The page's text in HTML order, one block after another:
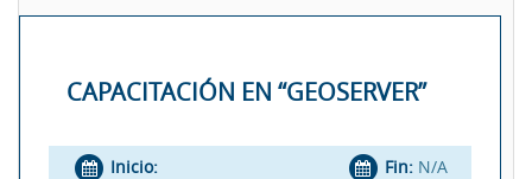
CAPACITACIÓN EN “GEOSERVER”
Inicio:
Fin:N/A